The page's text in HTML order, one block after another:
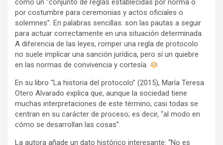
como un “conjunto de reglas establecidas por norma o
por costumbre para ceremonias y actos oficiales o
solemnes”. En palabras sencillas: son las pautas a seguir
para actuar correctamente en una situación determinada.
A diferencia de las leyes, romper una regla de protocolo
no suele implicar una sanción jurídica, pero sí un quiebre
en las normas de convivencia y cortesía.
En su libro “La historia del protocolo” (2015), María Teresa
Otero Alvarado explica que, aunque la sociedad tiene
muchas interpretaciones de este término, casi todas se
centran en su carácter de proceso; es decir, “al modo en
cómo se desarrollan las cosas”.
La autora añade un dato histórico interesante: “No es